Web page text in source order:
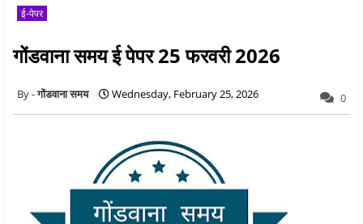
ई-पेपर
गोंडवाना समय ई पेपर 25 फरवरी 2026
गोंडवाना समय Wednesday, February 25, 2026 0